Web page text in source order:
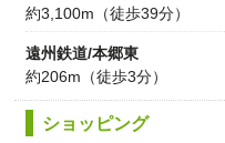
約3,100m（徒歩39分）
遠州鉄道/本郷東
約206m（徒歩3分）
ショッピング